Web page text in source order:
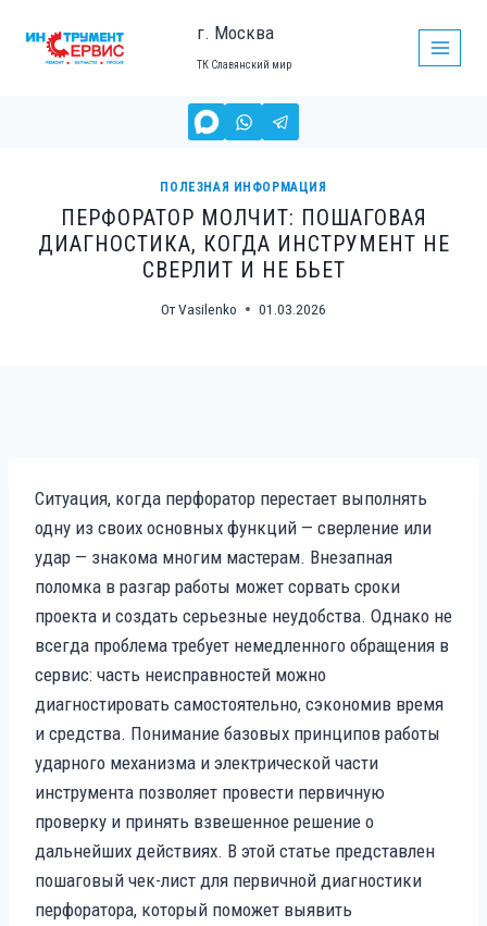
г. Москва
ТК Славянский мир
ПОЛЕЗНАЯ ИНФОРМАЦИЯ
ПЕРФОРАТОР МОЛЧИТ: ПОШАГОВАЯ
ДИАГНОСТИКА, КОГДА ИНСТРУМЕНТ НЕ
СВЕРЛИТ И НЕ БЬЕТ
ОтVasilenko 01.03.2026
Ситуация, когда перфоратор перестает выполнять
одну из своих основных функций — сверление или
удар — знакома многим мастерам. Внезапная
поломка в разгар работы может сорвать сроки
проекта и создать серьезные неудобства. Однако не
всегда проблема требует немедленного обращения в
сервис: часть неисправностей можно
диагностировать самостоятельно, сэкономив время
и средства. Понимание базовых принципов работы
ударного механизма и электрической части
инструмента позволяет провести первичную
проверку и принять взвешенное решение о
дальнейших действиях. В этой статье представлен
пошаговый чек-лист для первичной диагностики
перфоратора, который поможет выявить